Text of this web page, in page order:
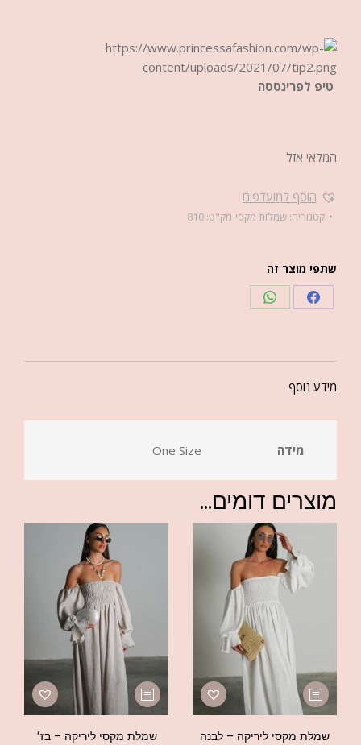
טיפ לפרינססה
המלאי אזל
הוסף למועדפים
קטגוריה: שמלות מקסי מק"ט: 810
שתפי מוצר זה
מידע נוסף
מידה One Size
מוצרים דומים...
שמלת מקסי ליריקה – לבנה שמלת מקסי ליריקה – בז׳